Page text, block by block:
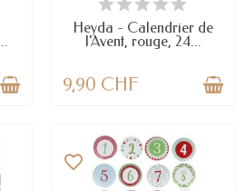
Heyda - Calendrier de
l'Avent, rouge, 24...
9,90 CHF
favorite_border